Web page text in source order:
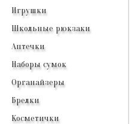
Игрушки
Школьные рюкзаки
Аптечки
Наборы сумок
Органайзеры
Брелки
Косметички